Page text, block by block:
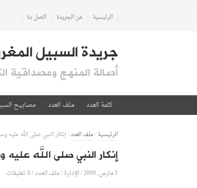
الرئيسية عن الجريدة اتصل بنا
جريدة السبيل
أصالة المنهج ومصداقية
كلمة العدد ملف العدد مصابيح
الرئيسية/ملف العدد/إنكار النبي صلى الله
إنكار النبي صلى الله
1 مارس, 2009 /الإدارة/ملف العدد/0 تعليقات